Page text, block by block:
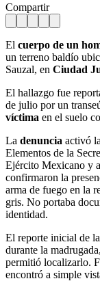
Compartir
El cuerpo de un
un terreno baldío
Sauzal, en Ciudad
El hallazgo fue
de julio por un
víctima en el suelo
La denuncia activó
Elementos de la
Ejército Mexicano y
confirmaron la
arma de fuego en la
gris. No portaba
identidad.
El reporte inicial de
durante la
permitió localizarlo.
encontró a simple